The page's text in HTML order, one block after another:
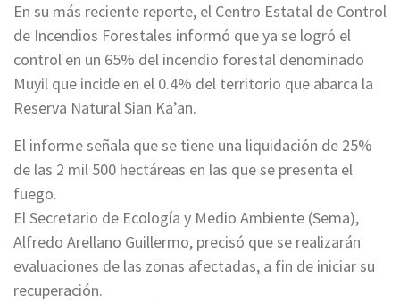
En su más reciente reporte, el Centro Estatal de Control
de Incendios Forestales informó que ya se logró el
control en un 65% del incendio forestal denominado
Muyil que incide en el 0.4% del territorio que abarca la
Reserva Natural Sian Ka’an.
El informe señala que se tiene una liquidación de 25%
de las 2 mil 500 hectáreas en las que se presenta el
fuego.
El Secretario de Ecología y Medio Ambiente (Sema),
Alfredo Arellano Guillermo, precisó que se realizarán
evaluaciones de las zonas afectadas, a fin de iniciar su
recuperación.